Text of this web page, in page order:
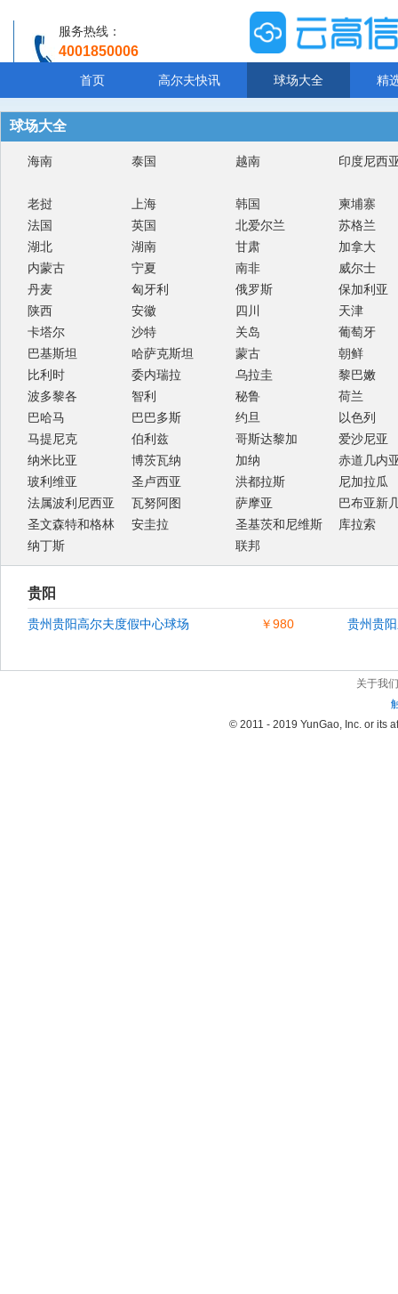
服务热线：
4001850006
首页 高尔夫快讯 球场大全 精
球场大全
海南 泰国 越南 印度尼西
老挝 上海 韩国
柬埔寨
法国
英国 北爱尔兰
苏格兰
湖北
湖南 甘肃
加拿大
内蒙古
宁夏 南非
威尔士
丹麦
匈牙利 俄罗斯
保加利亚
陕西
安徽 四川
天津
卡塔尔
沙特 关岛
葡萄牙
巴基斯坦
哈萨克斯坦 蒙古
朝鲜
比利时
委内瑞拉 乌拉圭
黎巴嫩
波多黎各
智利 秘鲁
荷兰
巴哈马
巴巴多斯 约旦
以色列
马提尼克
伯利兹 哥斯达黎加
爱沙尼亚
纳米比亚
博茨瓦纳 加纳
赤道几内
玻利维亚
圣卢西亚 洪都拉斯
尼加拉瓜
法属波利尼西亚
瓦努阿图 萨摩亚
巴布亚新
圣文森特和格林
纳丁斯
安圭拉
圣基茨和尼维斯
联邦
库拉索
贵阳
￥980
贵州贵阳高尔夫度假中心球场 贵州贵
关于我们
© 2011 - 2019 YunGao, Inc. or its